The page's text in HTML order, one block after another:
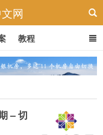
网
教程
– 切